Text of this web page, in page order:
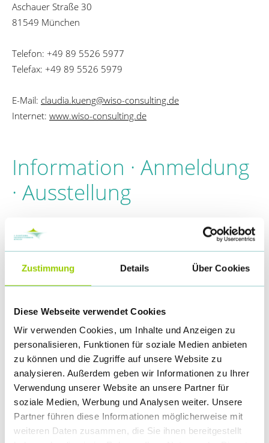
Zustimmung Details Über Cookies
Diese Webseite verwendet Cookies
Wir verwenden Cookies, um Inhalte und Anzeigen zu
personalisieren, Funktionen für soziale Medien anbieten
zu können und die Zugriffe auf unsere Website zu
analysieren. Außerdem geben wir Informationen zu Ihrer
Verwendung unserer Website an unsere Partner für
soziale Medien, Werbung und Analysen weiter. Unsere
Partner führen diese Informationen möglicherweise mit
weiteren Daten zusammen, die Sie ihnen bereitgestellt
Aschauer Straße 30
81549 München
Telefon: +49 89 5526 5977
Telefax: +49 89 5526 5979
E-Mail: claudia.kueng@wiso-consulting.de
Internet: www.wiso-consulting.de
Information · Anmeldung
· Ausstellung
Europäischer Gesundheitskongress München
c/o welcome Gesellschaft für Eventmarketing und
50226 Frechen
Telefon: +49 2234 -95322 - 89
Telefax: +49 2234 -95322 - 29
E-Mail:info@gesundheitskongress.de
Internet:www.gesundheitskongress.de